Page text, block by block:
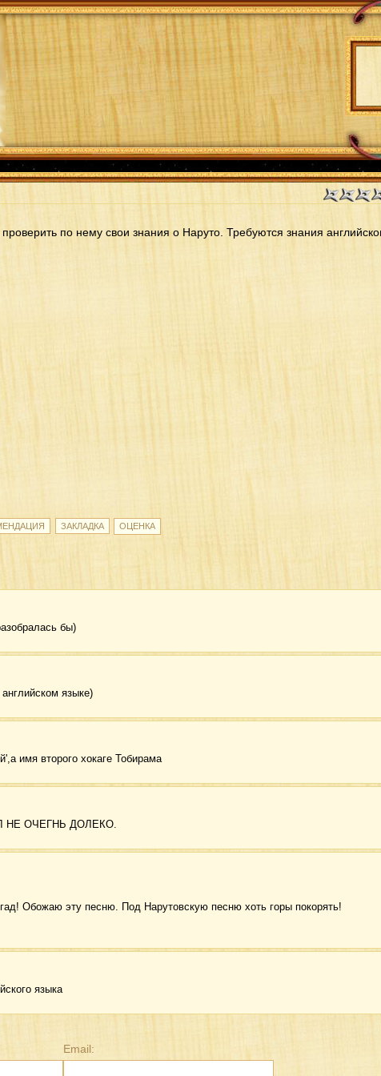
по нему свои знания о Наруто. Требуются знания
бы)
языке)
имя второго хокаге Тобирама
НЕ ОЧЕГНЬ ДОЛЕКО.
Обожаю эту песню. Под Нарутовскую песню хоть горы покорять!
языка
Email: